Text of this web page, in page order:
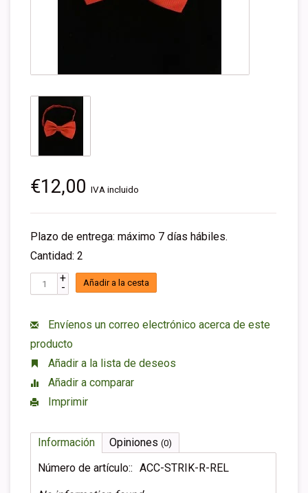
€12,00 IVA incluido
Plazo de entrega: máximo 7 días hábiles.
Cantidad: 2
+
- Añadir a la cesta
Envíenos un correo electrónico acerca de este
producto
Añadir a la lista de deseos
Añadir a comparar
Imprimir
Información Opiniones (0)
Número de artículo:: ACC-STRIK-R-REL